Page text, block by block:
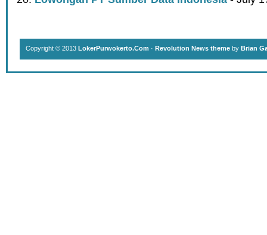
Copyright © 2013 LokerPurwokerto.Com · Revolution News theme by Brian